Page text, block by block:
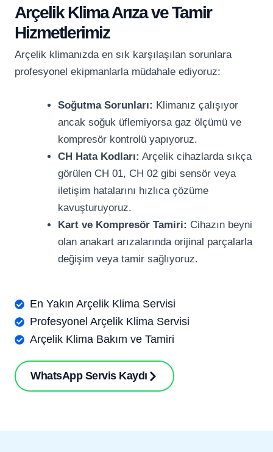
Arçelik Klima Arıza ve Tamir
Hizmetlerimiz
Arçelik klimanızda en sık karşılaşılan sorunlara
profesyonel ekipmanlarla müdahale ediyoruz:
Soğutma Sorunları: Klimanız çalışıyor
ancak soğuk üflemiyorsa gaz ölçümü ve
kompresör kontrolü yapıyoruz.
CH Hata Kodları: Arçelik cihazlarda sıkça
görülen CH 01, CH 02 gibi sensör veya
iletişim hatalarını hızlıca çözüme
kavuşturuyoruz.
Kart ve Kompresör Tamiri: Cihazın beyni
olan anakart arızalarında orijinal parçalarla
değişim veya tamir sağlıyoruz.
En Yakın Arçelik Klima Servisi
Profesyonel Arçelik Klima Servisi
Arçelik Klima Bakım ve Tamiri
WhatsApp Servis Kaydı